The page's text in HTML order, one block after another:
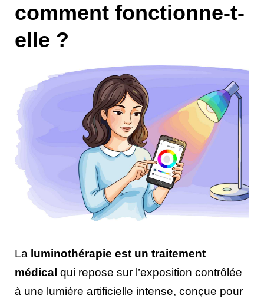
comment fonctionne-t-
elle ?
La luminothérapie est un traitement
médical qui repose sur l’exposition contrôlée
à une lumière artificielle intense, conçue pour